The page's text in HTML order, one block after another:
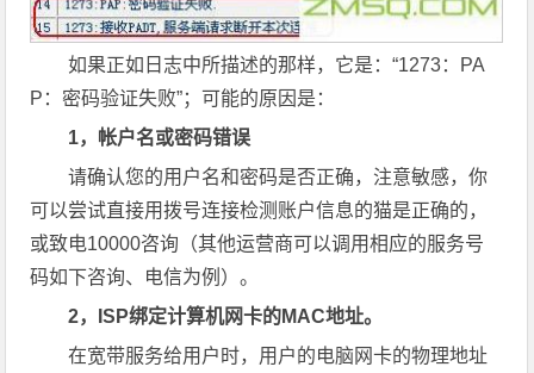
如果正如日志中所描述的那样，它是：“1273：PA
P：密码验证失败”；可能的原因是：
1，帐户名或密码错误
请确认您的用户名和密码是否正确，注意敏感，你
可以尝试直接用拨号连接检测账户信息的猫是正确的，
或致电10000咨询（其他运营商可以调用相应的服务号
码如下咨询、电信为例）。
2，ISP绑定计算机网卡的MAC地址。
在宽带服务给用户时，用户的电脑网卡的物理地址